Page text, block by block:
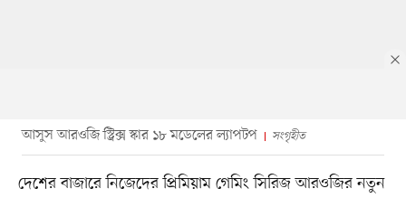
আসুস আরওজি স্ট্রিক্স স্কার ১৮ মডেলের ল্যাপটপ সংগৃহীত
দেশের বাজারে নিজেদের প্রিমিয়াম গেমিং সিরিজ আরওজির নতুন